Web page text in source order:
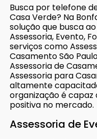
Busca por telefone
Casa Verde? Na
solução que busca
Assessoria, Evento,
serviços como
Casamento São
Assessoria de
Assessoria para
altamente
organização é
positiva no mercado.
Assessoria de